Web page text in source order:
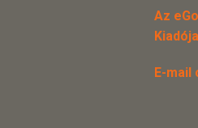
Az
E-mail